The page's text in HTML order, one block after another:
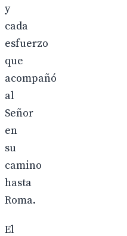
y
cada
esfuerzo
que
acompañó
al
Señor
en
su
camino
hasta
Roma.
El